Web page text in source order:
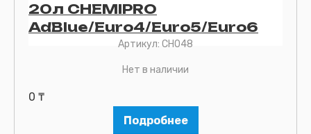
20л CHEMIPRO
AdBlue/Euro4/Euro5/Euro6
Артикул: CH048
Нет в наличии
0 ₸
Подробнее